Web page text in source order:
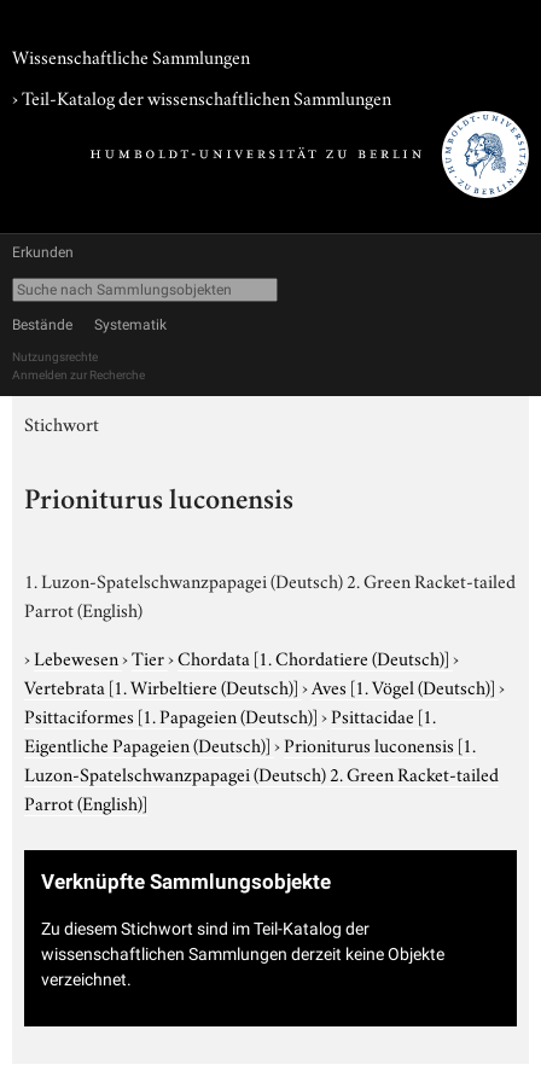
Wissenschaftliche Sammlungen
› Teil-Katalog der wissenschaftlichen Sammlungen
Erkunden
Bestände Systematik
Nutzungsrechte
Anmelden zur Recherche
Stichwort
Prioniturus luconensis
1. Luzon-Spatelschwanzpapagei (Deutsch) 2. Green Racket-tailed
Parrot (English)
›Lebewesen›Tier›Chordata [1. Chordatiere (Deutsch)]›
Vertebrata [1. Wirbeltiere (Deutsch)]›Aves [1. Vögel (Deutsch)]›
Psittaciformes [1. Papageien (Deutsch)]›Psittacidae [1.
Eigentliche Papageien (Deutsch)]›Prioniturus luconensis [1.
Luzon-Spatelschwanzpapagei (Deutsch) 2. Green Racket-tailed
Parrot (English)]
Verknüpfte Sammlungsobjekte
Zu diesem Stichwort sind im Teil-Katalog der
wissenschaftlichen Sammlungen derzeit keine Objekte
verzeichnet.